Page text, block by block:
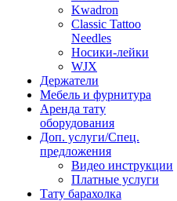
Kwadron
Classic Tattoo
Needles
Носики-лейки
WJX
Держатели
Мебель и фурнитура
Аренда тату
оборудования
Доп. услуги/Спец.
предложения
Видео инструкции
Платные услуги
Тату барахолка